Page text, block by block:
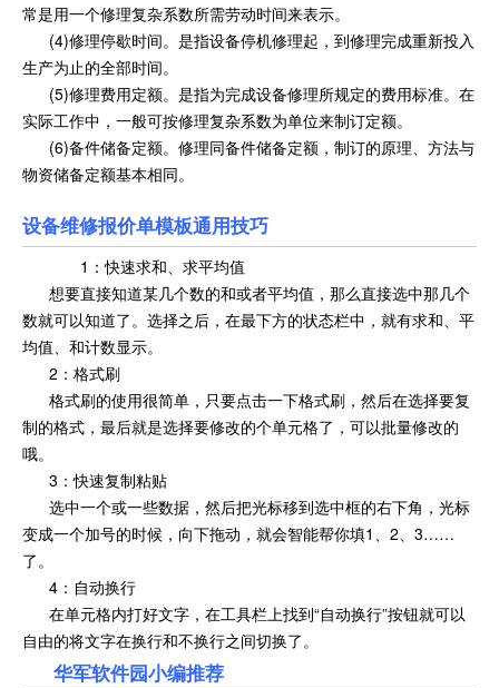
常是用一个修理复杂系数所需劳动时间来表示。
(4)修理停歇时间。是指设备停机修理起，到修理完成重新投入
生产为止的全部时间。
(5)修理费用定额。是指为完成设备修理所规定的费用标准。在
实际工作中，一般可按修理复杂系数为单位来制订定额。
(6)备件储备定额。修理同备件储备定额，制订的原理、方法与
物资储备定额基本相同。
设备维修报价单模板通用技巧
1：快速求和、求平均值
想要直接知道某几个数的和或者平均值，那么直接选中那几个
数就可以知道了。选择之后，在最下方的状态栏中，就有求和、平
均值、和计数显示。
2：格式刷
格式刷的使用很简单，只要点击一下格式刷，然后在选择要复
制的格式，最后就是选择要修改的个单元格了，可以批量修改的
哦。
3：快速复制粘贴
选中一个或一些数据，然后把光标移到选中框的右下角，光标
变成一个加号的时候，向下拖动，就会智能帮你填1、2、3……
了。
4：自动换行
在单元格内打好文字，在工具栏上找到“自动换行”按钮就可以
自由的将文字在换行和不换行之间切换了。
华军软件园小编推荐